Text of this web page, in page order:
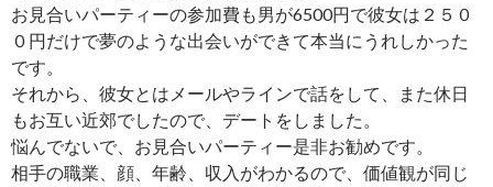
お見合いパーティーの参加費も男が6500円で彼女は２５０
０円だけで夢のような出会いができて本当にうれしかった
です。
それから、彼女とはメールやラインで話をして、また休日
もお互い近郊でしたので、デートをしました。
悩んでないで、お見合いパーティー是非お勧めです。
相手の職業、顔、年齢、収入がわかるので、価値観が同じ